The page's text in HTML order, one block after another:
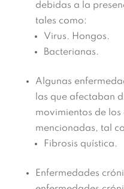
debidas a la
tales como:
Virus. Hongos.
Bacterianas.
Algunas
las que afectaban
movimientos de
mencionadas, tal
Fibrosis quística.
Enfermedades